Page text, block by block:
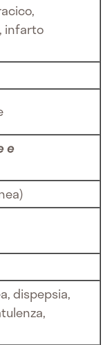
infarto
e
dispepsia,